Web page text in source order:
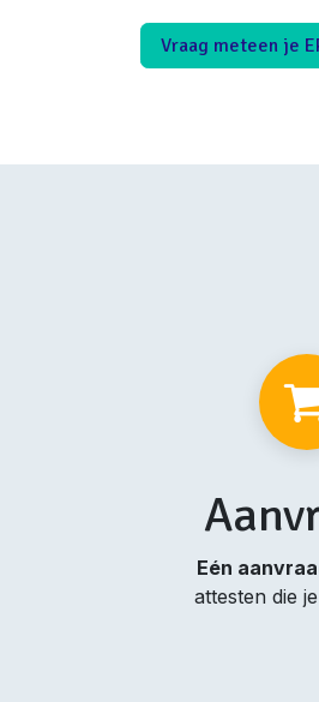
Vraag meteen je
Eén
attesten die